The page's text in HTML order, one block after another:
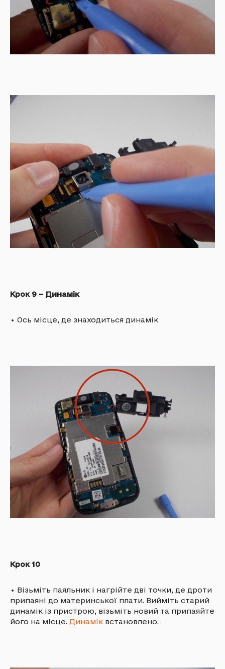
Крок 9 – Динамік
• Ось місце, де знаходиться динамік
Крок 10
• Візьміть паяльник і нагрійте дві точки, де дроти
припаяні до материнської плати. Вийміть старий
динамік із пристрою, візьміть новий та припаяйте
його на місце. Динамік встановлено.